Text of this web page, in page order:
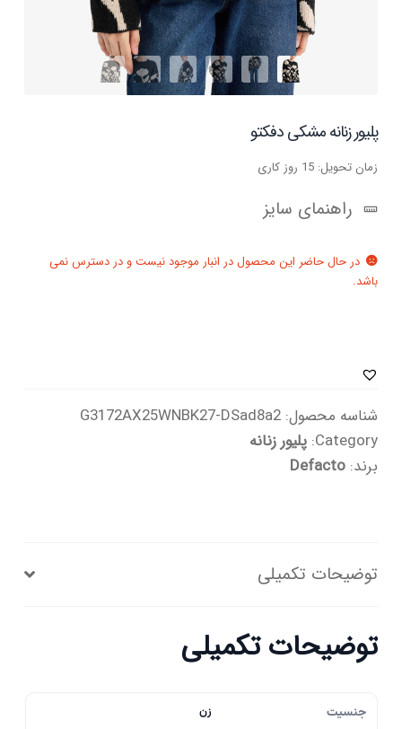
پلیور زنانه مشکی دفکتو
زمان تحویل: 15 روز کاری
راهنمای سایز
در حال حاضر این محصول در انبار موجود نیست و در دسترس نمی
باشد.
شناسه محصول:G3172AX25WNBK27-DSad8a2
Category: پلیور زنانه
برند:Defacto
توضیحات تکمیلی
توضیحات تکمیلی
جنسیت زن